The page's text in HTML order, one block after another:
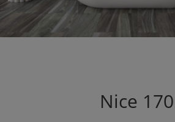
Nice 170